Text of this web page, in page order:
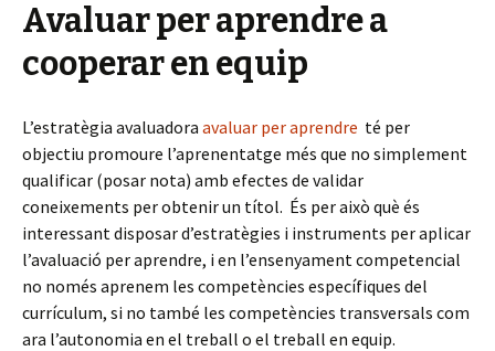
Avaluar per aprendre a
cooperar en equip
L’estratègia avaluadora avaluar per aprendre té per
objectiu promoure l’aprenentatge més que no simplement
qualificar (posar nota) amb efectes de validar
coneixements per obtenir un títol. És per això què és
interessant disposar d’estratègies i instruments per aplicar
l’avaluació per aprendre, i en l’ensenyament competencial
no només aprenem les competències específiques del
currículum, si no també les competències transversals com
ara l’autonomia en el treball o el treball en equip.